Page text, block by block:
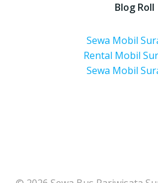
Blog Roll
Sewa Mobil
Rental Mobil
Sewa Mobil